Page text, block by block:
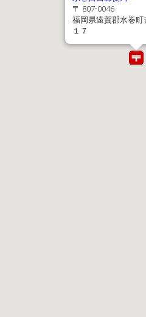
〒 807-0046
福岡県遠賀郡水巻町
１７